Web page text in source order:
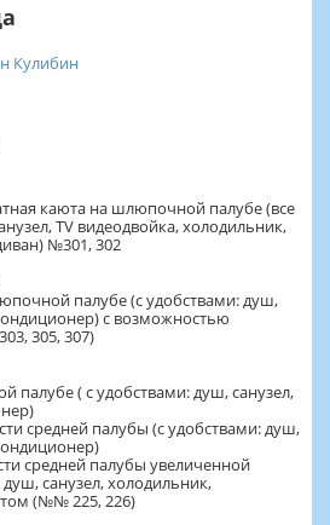
каюта на шлюпочной палубе (все
TV видеодвойка, холодильник,
№301, 302
палубе (с удобствами: душ,
с возможностью
305, 307)
палубе ( с удобствами: душ, санузел,
средней палубы (с удобствами: душ,
средней палубы увеличенной
санузел, холодильник,
(№№ 225, 226)